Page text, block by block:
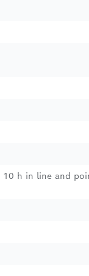
10 h in line and